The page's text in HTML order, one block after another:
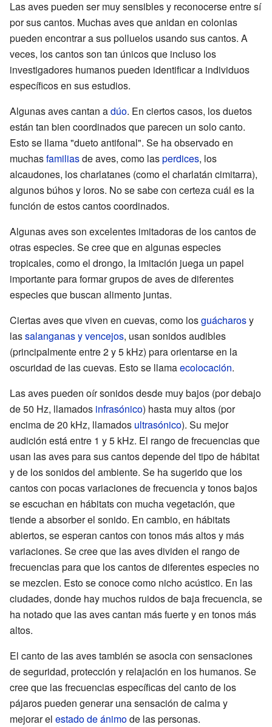
Las aves pueden ser muy sensibles y reconocerse entre sí
por sus cantos. Muchas aves que anidan en colonias
pueden encontrar a sus polluelos usando sus cantos. A
veces, los cantos son tan únicos que incluso los
investigadores humanos pueden identificar a individuos
específicos en sus estudios.
Algunas aves cantan adúo. En ciertos casos, los duetos
están tan bien coordinados que parecen un solo canto.
Esto se llama "dueto antifonal". Se ha observado en
muchasfamiliasde aves, como lasperdices, los
alcaudones, los charlatanes (como el charlatán cimitarra),
algunos búhos y loros. No se sabe con certeza cuál es la
función de estos cantos coordinados.
Algunas aves son excelentes imitadoras de los cantos de
otras especies. Se cree que en algunas especies
tropicales, como el drongo, la imitación juega un papel
importante para formar grupos de aves de diferentes
especies que buscan alimento juntas.
Ciertas aves que viven en cuevas, como losguácharosy
lassalanganas y vencejos, usan sonidos audibles
(principalmente entre 2 y 5 kHz) para orientarse en la
oscuridad de las cuevas. Esto se llamaecolocación.
Las aves pueden oír sonidos desde muy bajos (por debajo
de 50 Hz, llamados infrasónico) hasta muy altos (por
encima de 20 kHz, llamados ultrasónico). Su mejor
audición está entre 1 y 5 kHz. El rango de frecuencias que
usan las aves para sus cantos depende del tipo de hábitat
y de los sonidos del ambiente. Se ha sugerido que los
cantos con pocas variaciones de frecuencia y tonos bajos
se escuchan en hábitats con mucha vegetación, que
tiende a absorber el sonido. En cambio, en hábitats
abiertos, se esperan cantos con tonos más altos y más
variaciones. Se cree que las aves dividen el rango de
frecuencias para que los cantos de diferentes especies no
se mezclen. Esto se conoce como nicho acústico. En las
ciudades, donde hay muchos ruidos de baja frecuencia, se
ha notado que las aves cantan más fuerte y en tonos más
altos.
El canto de las aves también se asocia con sensaciones
de seguridad, protección y relajación en los humanos. Se
cree que las frecuencias específicas del canto de los
pájaros pueden generar una sensación de calma y
mejorar el estado de ánimode las personas.